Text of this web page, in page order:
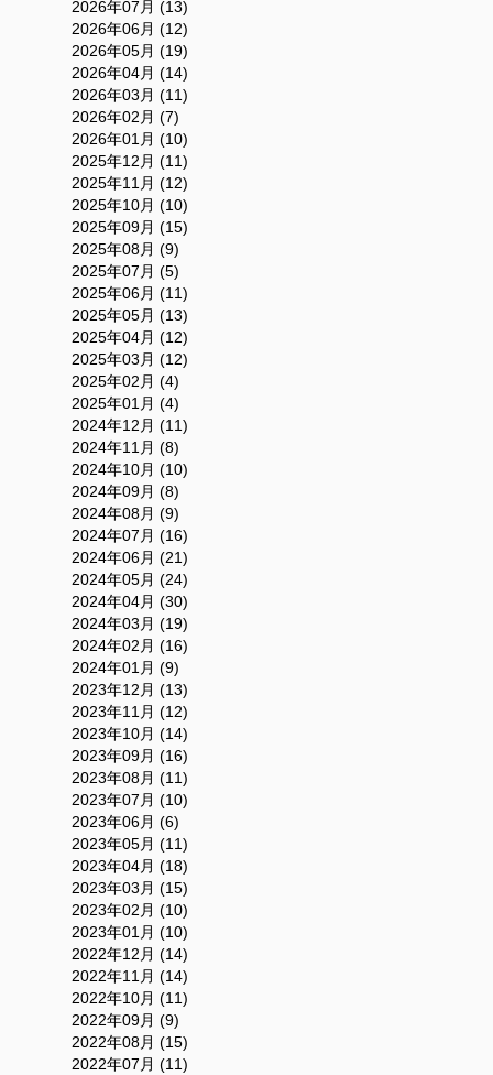
2026年07月 (13)
2026年06月 (12)
2026年05月 (19)
2026年04月 (14)
2026年03月 (11)
2026年02月 (7)
2026年01月 (10)
2025年12月 (11)
2025年11月 (12)
2025年10月 (10)
2025年09月 (15)
2025年08月 (9)
2025年07月 (5)
2025年06月 (11)
2025年05月 (13)
2025年04月 (12)
2025年03月 (12)
2025年02月 (4)
2025年01月 (4)
2024年12月 (11)
2024年11月 (8)
2024年10月 (10)
2024年09月 (8)
2024年08月 (9)
2024年07月 (16)
2024年06月 (21)
2024年05月 (24)
2024年04月 (30)
2024年03月 (19)
2024年02月 (16)
2024年01月 (9)
2023年12月 (13)
2023年11月 (12)
2023年10月 (14)
2023年09月 (16)
2023年08月 (11)
2023年07月 (10)
2023年06月 (6)
2023年05月 (11)
2023年04月 (18)
2023年03月 (15)
2023年02月 (10)
2023年01月 (10)
2022年12月 (14)
2022年11月 (14)
2022年10月 (11)
2022年09月 (9)
2022年08月 (15)
2022年07月 (11)